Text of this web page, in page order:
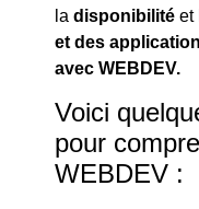
la disponibilité et
et des
avec WEBDEV.
Voici
pour
WEBDEV :